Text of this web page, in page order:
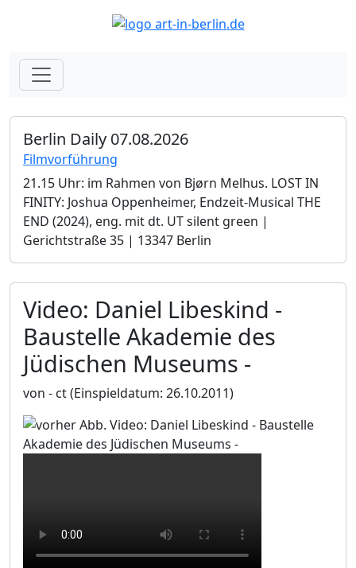
Berlin Daily 07.08.2026
Filmvorführung
21.15 Uhr: im Rahmen von Bjørn Melhus. LOST IN
FINITY: Joshua Oppenheimer, Endzeit-Musical THE
END (2024), eng. mit dt. UT silent green |
Gerichtstraße 35 | 13347 Berlin
Video: Daniel Libeskind -
Baustelle Akademie des
Jüdischen Museums -
von - ct(Einspieldatum: 26.10.2011)